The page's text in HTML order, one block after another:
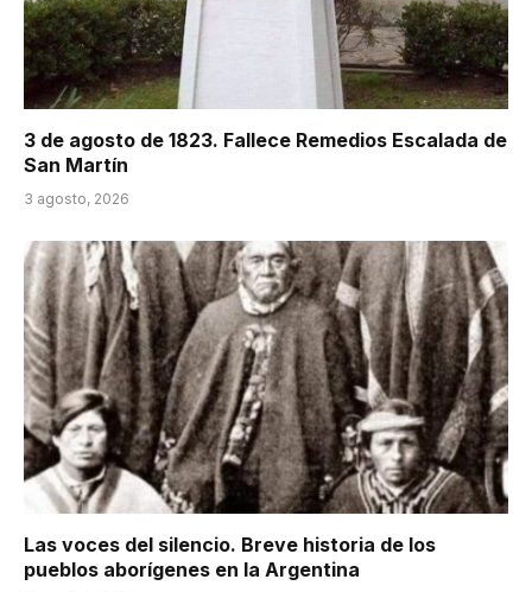
3 de agosto de 1823. Fallece Remedios Escalada de
San Martín
3 agosto, 2026
Las voces del silencio. Breve historia de los
pueblos aborígenes en la Argentina